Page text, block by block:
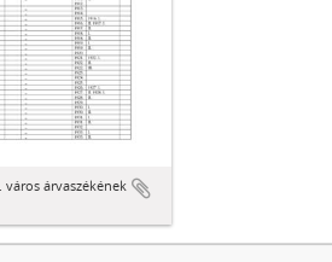
város árvaszékének